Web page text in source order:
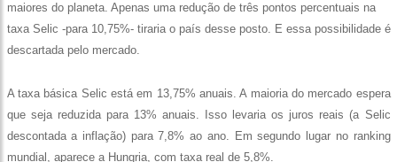
maiores do planeta. Apenas uma redução de três pontos percentuais na
taxa Selic -para 10,75%- tiraria o país desse posto. E essa possibilidade é
descartada pelo mercado.
A taxa básica Selic está em 13,75% anuais. A maioria do mercado espera
que seja reduzida para 13% anuais. Isso levaria os juros reais (a Selic
descontada a inflação) para 7,8% ao ano. Em segundo lugar no ranking
mundial, aparece a Hungria, com taxa real de 5,8%.